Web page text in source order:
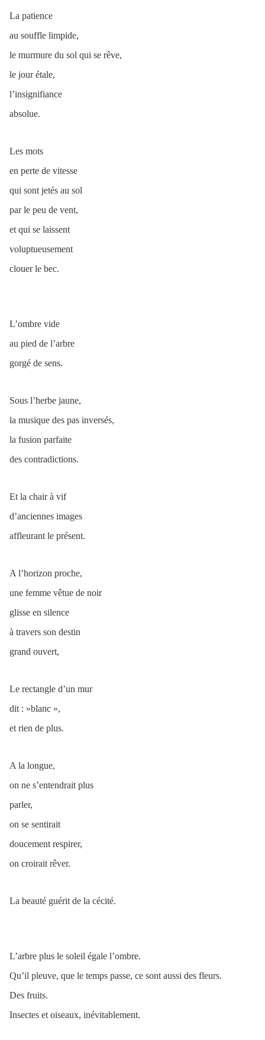
La patience
au souffle limpide,
le murmure du sol qui se rêve,
le jour étale,
l’insignifiance
absolue.
Les mots
en perte de vitesse
qui sont jetés au sol
par le peu de vent,
et qui se laissent
voluptueusement
clouer le bec.
L’ombre vide
au pied de l’arbre
gorgé de sens.
Sous l’herbe jaune,
la musique des pas inversés,
la fusion parfaite
des contradictions.
Et la chair à vif
d’anciennes images
affleurant le présent.
A l’horizon proche,
une femme vêtue de noir
glisse en silence
à travers son destin
grand ouvert,
Le rectangle d’un mur
dit : »blanc »,
et rien de plus.
A la longue,
on ne s’entendrait plus
parler,
on se sentirait
doucement respirer,
on croirait rêver.
La beauté guérit de la cécité.
L’arbre plus le soleil égale l’ombre.
Qu’il pleuve, que le temps passe, ce sont aussi des fleurs.
Des fruits.
Insectes et oiseaux, inévitablement.